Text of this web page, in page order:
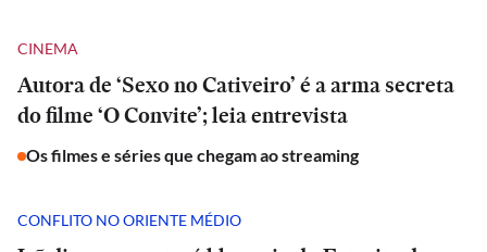
CINEMA
Autora de ‘Sexo no Cativeiro’ é a arma secreta
do filme ‘O Convite’; leia entrevista
Os filmes e séries que chegam ao streaming
CONFLITO NO ORIENTE MÉDIO